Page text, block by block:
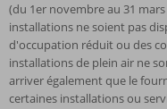
(du 1er novembre au 31
installations ne soient pas
d'occupation réduit ou des
installations de plein air ne
arriver également que le
certaines installations ou